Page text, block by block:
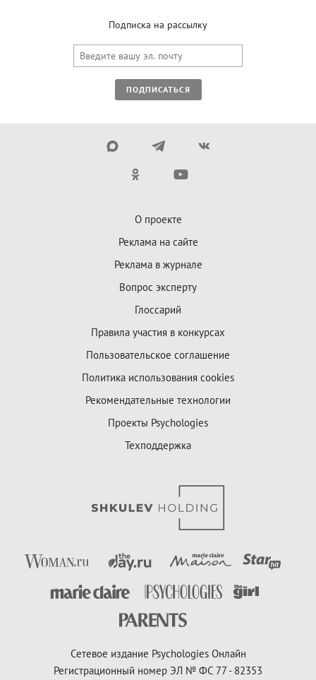
Подписка на рассылку
ПОДПИСАТЬСЯ
О проекте
Реклама на сайте
Реклама в журнале
Вопрос эксперту
Глоссарий
Правила участия в конкурсах
Пользовательское соглашение
Политика использования cookies
Рекомендательные технологии
Проекты Psychologies
Техподдержка
Сетевое издание Psychologies Онлайн
Регистрационный номер ЭЛ № ФС 77 - 82353